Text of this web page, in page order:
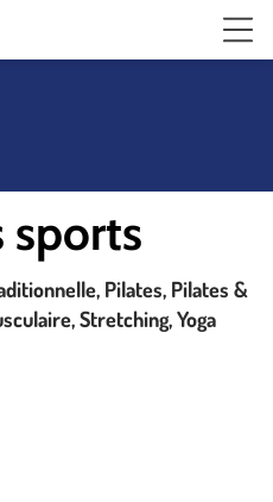
sports
Pilates, Pilates &
Stretching, Yoga